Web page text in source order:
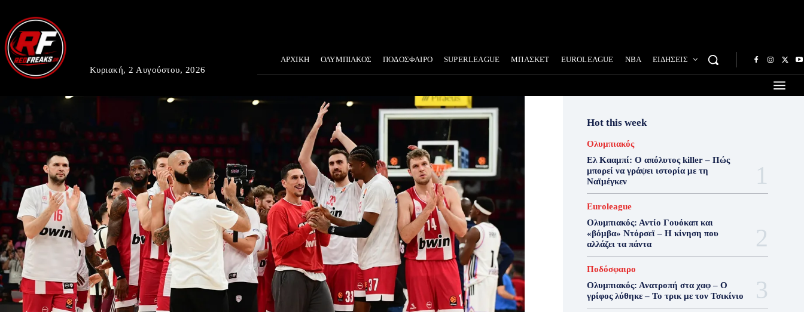
Κυριακή, 2 Αυγούστου, 2026
ΑΡΧΙΚΗ ΟΛΥΜΠΙΑΚΟΣ ΠΟΔΟΣΦΑΙΡΟ SUPERLEAGUE ΜΠΑΣΚΕΤ EUROLEAGUE NBA ΕΙΔΗΣΕΙΣ
Hot this week
Ολυμπιακός
Ελ Κααμπί: Ο απόλυτος killer – Πώς
μπορεί να γράψει ιστορία με τη
Ναϊμέγκεν
Euroleague
Ολυμπιακός: Αντίο Γουόκαπ και
«βόμβα» Ντόρσεϊ – Η κίνηση που
αλλάζει τα πάντα
Ποδόσφαιρο
Ολυμπιακός: Ανατροπή στα χαφ – Ο
γρίφος λύθηκε – Το τρικ με τον Τσικίνιο